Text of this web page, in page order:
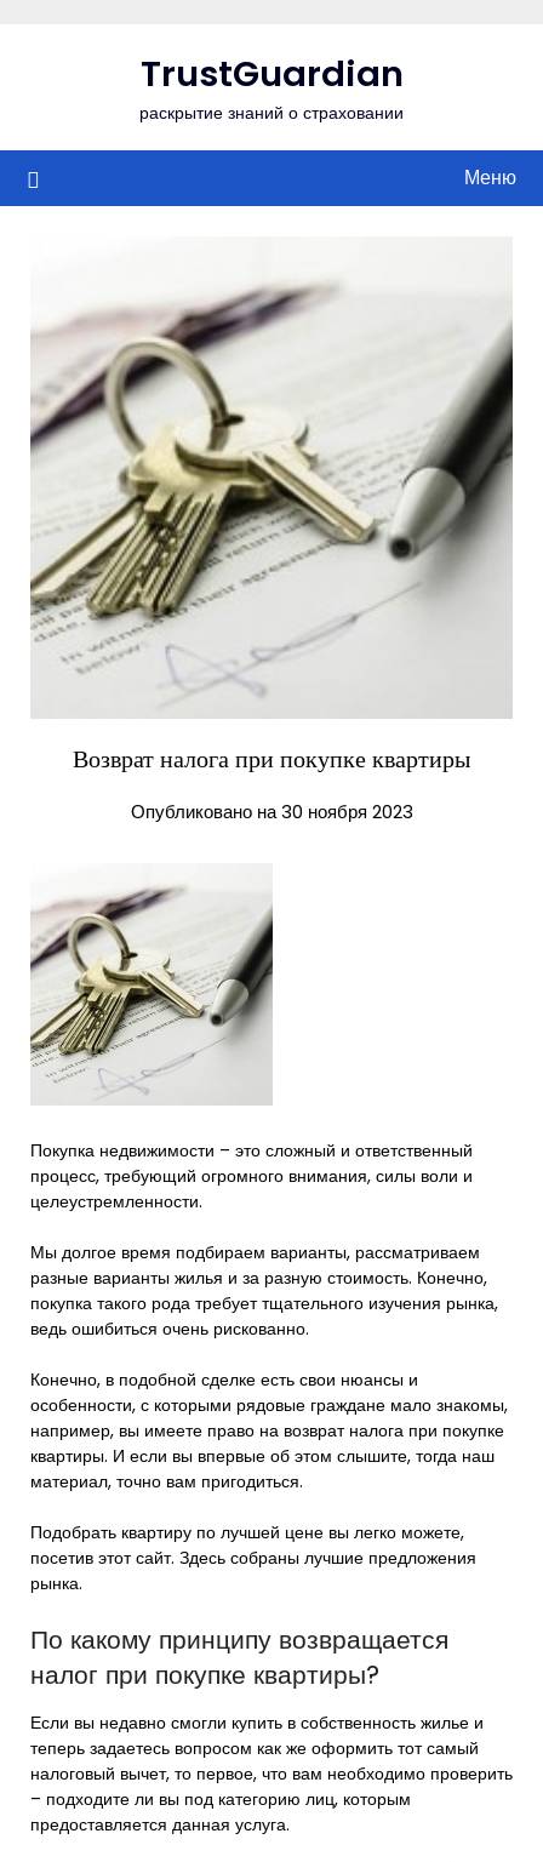
TrustGuardian
раскрытие знаний о страховании
Меню
Возврат налога при покупке квартиры
Опубликовано на 30 ноября 2023
Покупка недвижимости – это сложный и ответственный
процесс, требующий огромного внимания, силы воли и
целеустремленности.
Мы долгое время подбираем варианты, рассматриваем
разные варианты жилья и за разную стоимость. Конечно,
покупка такого рода требует тщательного изучения рынка,
ведь ошибиться очень рискованно.
Конечно, в подобной сделке есть свои нюансы и
особенности, с которыми рядовые граждане мало знакомы,
например, вы имеете право на возврат налога при покупке
квартиры. И если вы впервые об этом слышите, тогда наш
материал, точно вам пригодиться.
Подобрать квартиру по лучшей цене вы легко можете,
посетив этот сайт. Здесь собраны лучшие предложения
рынка.
По какому принципу возвращается
налог при покупке квартиры?
Если вы недавно смогли купить в собственность жилье и
теперь задаетесь вопросом как же оформить тот самый
налоговый вычет, то первое, что вам необходимо проверить
– подходите ли вы под категорию лиц, которым
предоставляется данная услуга.